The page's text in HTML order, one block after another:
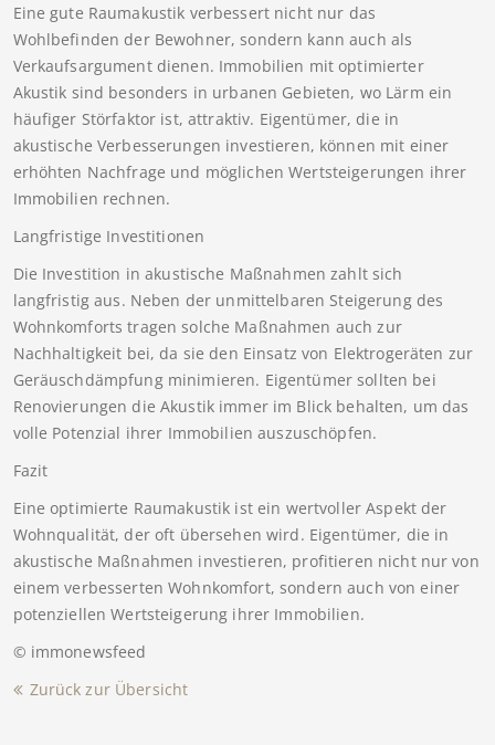
Eine gute Raumakustik verbessert nicht nur das
Wohlbefinden der Bewohner, sondern kann auch als
Verkaufsargument dienen. Immobilien mit optimierter
Akustik sind besonders in urbanen Gebieten, wo Lärm ein
häufiger Störfaktor ist, attraktiv. Eigentümer, die in
akustische Verbesserungen investieren, können mit einer
erhöhten Nachfrage und möglichen Wertsteigerungen ihrer
Immobilien rechnen.
Langfristige Investitionen
Die Investition in akustische Maßnahmen zahlt sich
langfristig aus. Neben der unmittelbaren Steigerung des
Wohnkomforts tragen solche Maßnahmen auch zur
Nachhaltigkeit bei, da sie den Einsatz von Elektrogeräten zur
Geräuschdämpfung minimieren. Eigentümer sollten bei
Renovierungen die Akustik immer im Blick behalten, um das
volle Potenzial ihrer Immobilien auszuschöpfen.
Fazit
Eine optimierte Raumakustik ist ein wertvoller Aspekt der
Wohnqualität, der oft übersehen wird. Eigentümer, die in
akustische Maßnahmen investieren, profitieren nicht nur von
einem verbesserten Wohnkomfort, sondern auch von einer
potenziellen Wertsteigerung ihrer Immobilien.
© immonewsfeed
Zurück zur Übersicht